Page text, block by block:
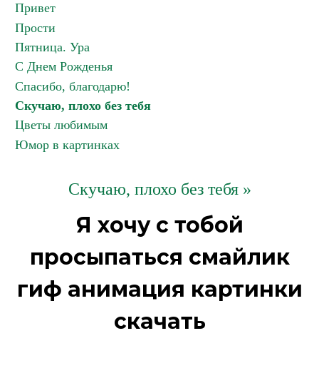
Привет
Прости
Пятница. Ура
С Днем Рожденья
Спасибо, благодарю!
Скучаю, плохо без тебя
Цветы любимым
Юмор в картинках
Скучаю, плохо без тебя »
Я хочу с тобой
просыпаться смайлик
гиф анимация картинки
скачать